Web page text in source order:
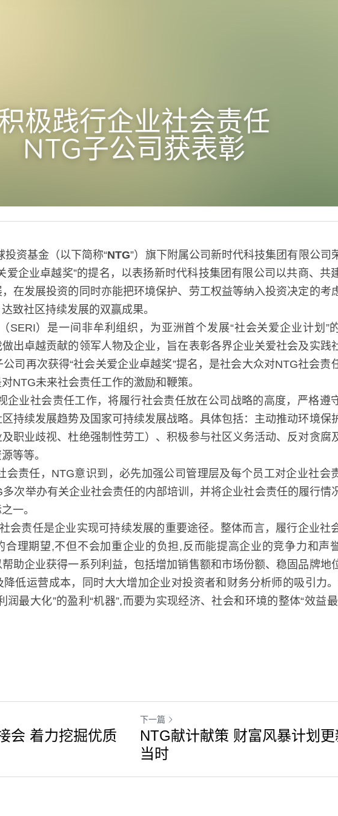
极践行企业社会责任
NTG子公司获表彰
基金（以下简称“ NTG ”）旗下附属公司新时代科技集团有限公司
爱企业卓越奖”的提名，以表扬新时代科技集团有限公司以共商、共
在发展投资的同时亦能把环境保护、劳工权益等纳入投资决定的考
致社区持续发展的双赢成果。
）是一间非牟利组织，为亚洲首个发展“社会关爱企业计划”的专
越贡献的领军人物及企业，旨在表彰各界企业关爱社会及实践社会
次获得“社会关爱企业卓越奖”提名，是社会大众对NTG社会责任行
未来社会责任工作的激励和鞭策。
业社会责任工作，将履行社会责任放在公司战略的高度，严格遵
持续发展趋势及国家可持续发展战略。具体包括：主动推动环境保
职业歧视、杜绝强制性劳工）、积极参与社区义务活动、反对贪腐
等等。
任，NTG意识到，必先加强公司管理层及每个员工对企业社会
次举办有关企业社会责任的内部培训，并将企业社会责任的履行情
一。
任是企业实现可持续发展的重要途径。整体而言，履行企业社会
合理期望,不但不会加重企业的负担,反而能提高企业的竞争力和声
帮助企业获得一系列利益，包括增加销售额和市场份额、稳固品牌地
低运营成本，同时大大增加企业对投资者和财务分析师的吸引力。
大化”的盈利“机器”,而要为实现经济、社会和环境的整体“效益最大化
会 着力挖掘优质
下一篇
NTG献计献策 财富风暴计划更
当时